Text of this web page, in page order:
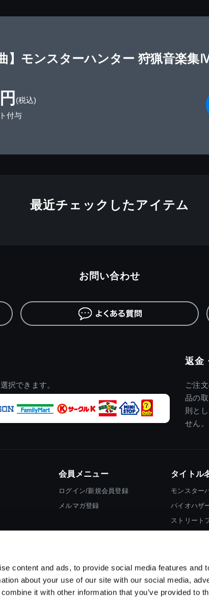
content and ads, to provide social media features and
about your use of our site with our social media,
it with other information that you’ve provided to
曲】モンスターハンター 狩猟音楽
(税込)
付与
最近チェックしたアイテム
択できます。
返金
ご注
品の
則と
せん。
お問い合わせ
会員メニュー
ログイン/新規会員登録
メルマガ登録
タイトル
モンスター
バイオハザ
ストリート